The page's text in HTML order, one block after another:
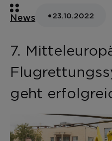
News •23.10.2022
7.
geht